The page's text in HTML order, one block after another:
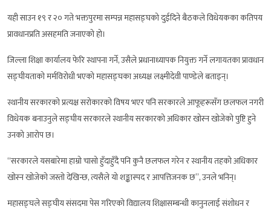
यही साउन १९ र २० गते भक्तपुरमा सम्पन्न महासङ्घको दुईदिने बैठकले विधेयकका कतिपय
प्रावधानप्रति असहमति जनाएको हो।
जिल्ला शिक्षा कार्यालय फेरि स्थापना गर्ने, उसैले प्रधानाध्यापक नियुक्त गर्ने लगायतका प्रावधान
सङ्घीयताको मर्मविरोधी भएको महासङ्घका अध्यक्ष लक्ष्मीदेवी पाण्डेले बताइन्।
स्थानीय सरकारको प्रत्यक्ष सरोकारको विषय भएर पनि सरकारले आफूहरूसँग छलफल नगरी
विधेयक बनाउनुले सङ्घीय सरकारले स्थानीय सरकारको अधिकार खोस्न खोजेको पुष्टि हुने
उनको आरोप छ।
“सरकारले यसबारेमा हाम्रो चासो हुँदाहुँदै पनि कुनै छलफल गरेन र स्थानीय तहको अधिकार
खोस्न खोजेको जस्तो देखिन्छ, त्यसैले यो शङ्कास्पद र आपत्तिजनक छ”, उनले भनिन्।
महासङ्घले सङ्घीय संसदमा पेस गरिएको विद्यालय शिक्षासम्बन्धी कानुनलाई संशोधन र